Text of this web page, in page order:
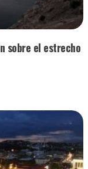
sobre el estrecho